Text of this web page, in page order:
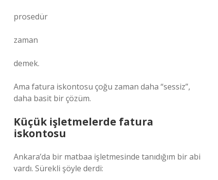
prosedür
zaman
demek.
Ama fatura iskontosu çoğu zaman daha “sessiz”,
daha basit bir çözüm.
Küçük işletmelerde fatura
iskontosu
Ankara’da bir matbaa işletmesinde tanıdığım bir abi
vardı. Sürekli şöyle derdi: